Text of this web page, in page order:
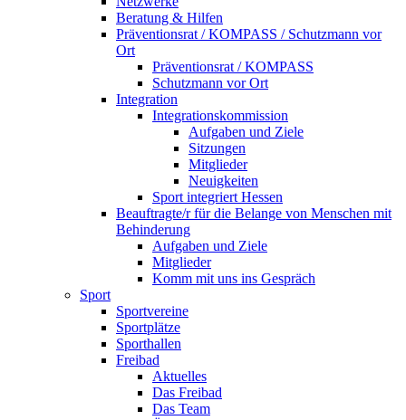
Beratung & Hilfen
Präventionsrat / KOMPASS / Schutzmann vor
Ort
Präventionsrat / KOMPASS
Schutzmann vor Ort
Integration
Integrationskommission
Aufgaben und Ziele
Sitzungen
Mitglieder
Neuigkeiten
Sport integriert Hessen
Beauftragte/r für die Belange von Menschen mit
Behinderung
Aufgaben und Ziele
Mitglieder
Komm mit uns ins Gespräch
Sport
Sportvereine
Sportplätze
Sporthallen
Freibad
Aktuelles
Das Freibad
Das Team